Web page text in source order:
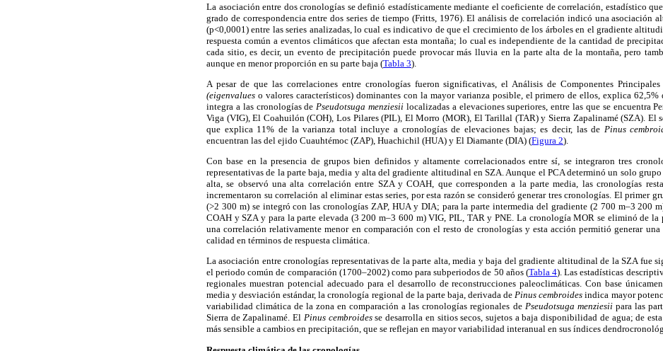
La asociación entre dos cronologías se definió estadísticamente mediante el coeficiente de correlación, estadístico
grado de correspondencia entre dos series de tiempo (Fritts, 1976). El análisis de correlación indicó una asociación
(p<0,0001) entre las series analizadas, lo cual es indicativo de que el crecimiento de los árboles en el gradiente
respuesta común a eventos climáticos que afectan esta montaña; lo cual es independiente de la cantidad de
cada sitio, es decir, un evento de precipitación puede provocar más lluvia en la parte alta de la montaña, pero
aunque en menor proporción en su parte baja (Tabla 3).
A pesar de que las correlaciones entre cronologías fueron significativas, el Análisis de Componentes
(eigenvalues o valores característicos) dominantes con la mayor varianza posible, el primero de ellos, explica
integra a las cronologías dePseudotsuga menziesii localizadas a elevaciones superiores, entre las que se encuentra
Viga (VIG), El Coahuilón (COH), Los Pilares (PIL), El Morro (MOR), El Tarillal (TAR) y Sierra Zapalinamé (SZA). El
que explica 11% de la varianza total incluye a cronologías de elevaciones bajas; es decir, las de Pinus
encuentran las del ejido Cuauhtémoc (ZAP), Huachichil (HUA) y El Diamante (DIA) (Figura 2).
Con base en la presencia de grupos bien definidos y altamente correlacionados entre sí, se integraron tres
representativas de la parte baja, media y alta del gradiente altitudinal en SZA. Aunque el PCA determinó un solo
alta, se observó una alta correlación entre SZA y COAH, que corresponden a la parte media, las cronologías
incrementaron su correlación al eliminar estas series, por esta razón se consideró generar tres cronologías. El primer
(>2 300 m) se integró con las cronologías ZAP, HUA y DIA; para la parte intermedia del gradiente (2 700 m–3 200
COAH y SZA y para la parte elevada (3 200 m–3 600 m) VIG, PIL, TAR y PNE. La cronología MOR se eliminó de la
una correlación relativamente menor en comparación con el resto de cronologías y esta acción permitió generar
calidad en términos de respuesta climática.
La asociación entre cronologías representativas de la parte alta, media y baja del gradiente altitudinal de la SZA fue
el periodo común de comparación (1700–2002) como para subperiodos de 50 años (Tabla 4). Las estadísticas
regionales muestran potencial adecuado para el desarrollo de reconstrucciones paleoclimáticas. Con base
media y desviación estándar, la cronología regional de la parte baja, derivada dePinus cembroidesindica mayor
variabilidad climática de la zona en comparación a las cronologías regionales de Pseudotsuga menziesii para las
Sierra de Zapalinamé. El Pinus cembroidesse desarrolla en sitios secos, sujetos a baja disponibilidad de agua; de
más sensible a cambios en precipitación, que se reflejan en mayor variabilidad interanual en sus índices